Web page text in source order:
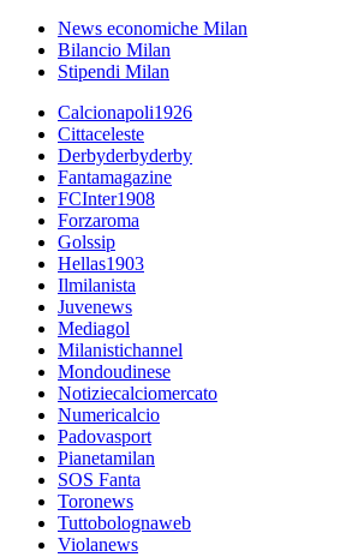
News economiche Milan
Bilancio Milan
Stipendi Milan
Calcionapoli1926
Cittaceleste
Derbyderbyderby
Fantamagazine
FCInter1908
Forzaroma
Golssip
Hellas1903
Ilmilanista
Juvenews
Mediagol
Milanistichannel
Mondoudinese
Notiziecalciomercato
Numericalcio
Padovasport
Pianetamilan
SOS Fanta
Toronews
Tuttobolognaweb
Violanews